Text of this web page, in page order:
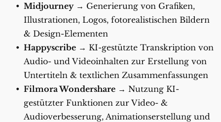
Midjourney → Generierung von Grafiken,
Illustrationen, Logos, fotorealistischen Bildern
& Design-Elementen
Happyscribe → KI-gestützte Transkription von
Audio- und Videoinhalten zur Erstellung von
Untertiteln & textlichen Zusammenfassungen
Filmora Wondershare → Nutzung KI-
gestützter Funktionen zur Video- &
Audioverbesserung, Animationserstellung und